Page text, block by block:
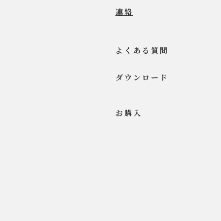
連絡
よくある質問
ダウンロード
お​購入